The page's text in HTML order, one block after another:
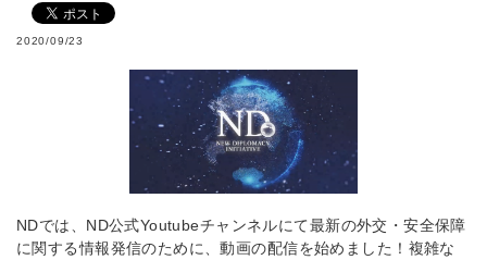
2020/09/23
NDでは、ND公式Youtubeチャンネルにて最新の外交・安全保障
に関する情報発信のために、動画の配信を始めました！複雑な